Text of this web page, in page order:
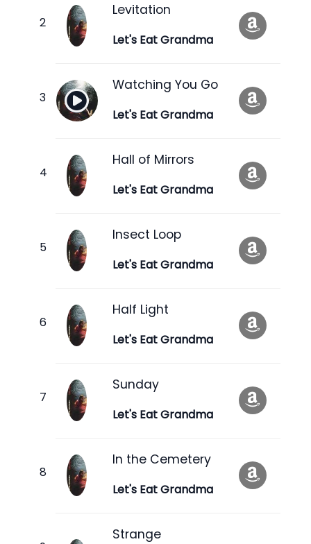
Levitation
Let's Eat Grandma
Watching You Go
Let's Eat Grandma
Hall of Mirrors
Let's Eat Grandma
Insect Loop
Let's Eat Grandma
Half Light
Let's Eat Grandma
Sunday
Let's Eat Grandma
In the Cemetery
Let's Eat Grandma
Strange